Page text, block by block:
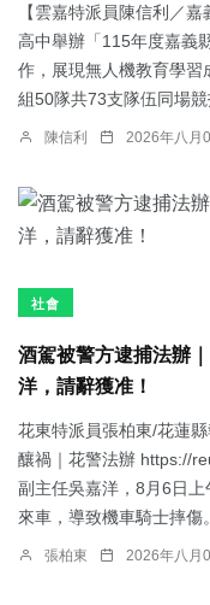
【雲嘉特派員陳信利／
高中舉辦「115年度嘉義
作，展現無人機教育學
組50隊共73支隊伍同場競
陳信利 2026年八月
社會
酒駕被警方逮捕法辦
洋，請辭獲准！
花東特派員張柏東/花蓮
釀禍｜花警法辦 https://
副主任吳嘉洋，8月6日
來車，導致機車騎士摔傷
張柏東 2026年八月